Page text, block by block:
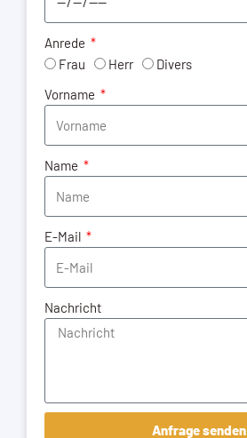
Anrede
Frau
Herr
Divers
Vorname
Name
E-Mail
Nachricht
Anfrage senden